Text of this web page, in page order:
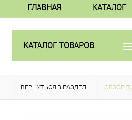
ГЛАВНАЯ КАТАЛОГ
КАТАЛОГ ТОВАРОВ
ВЕРНУТЬСЯ В РАЗДЕЛ ОБЗОР